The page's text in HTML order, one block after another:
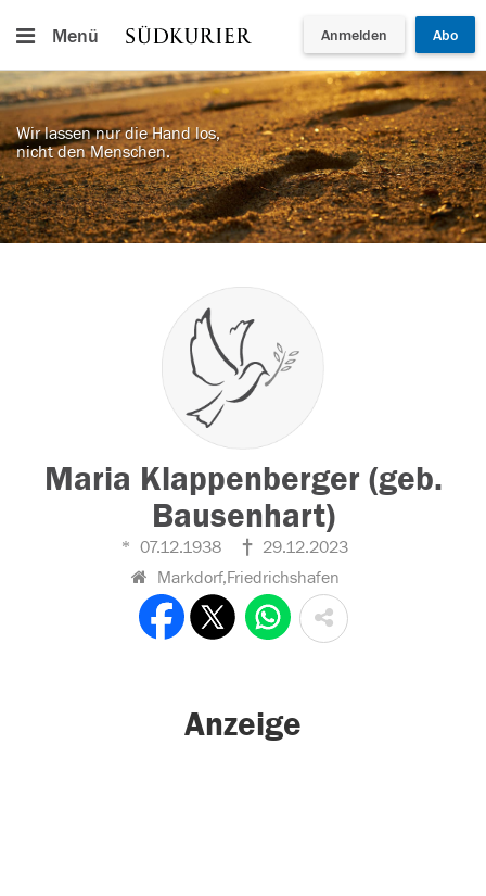
Menü Anmelden Abo
Wir lassen nur die Hand los,
nicht den Menschen.
Maria Klappenberger (geb.
Bausenhart)
07.12.1938
29.12.2023
Markdorf,Friedrichshafen
Anzeige